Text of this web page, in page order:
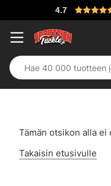
4.7
Tämän otsikon alla
Takaisin etusivulle